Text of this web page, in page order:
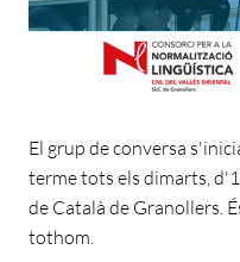
El grup de conversa
terme tots els dimarts,
de Català de Granollers.
tothom.